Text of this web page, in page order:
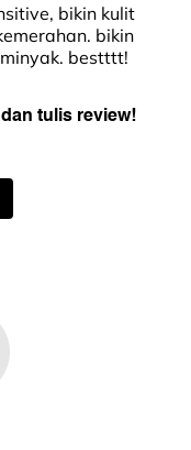
bikin kulit
bikin
bestttt!